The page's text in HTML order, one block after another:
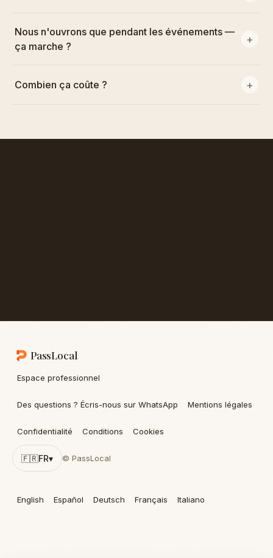
Nous n'ouvrons que pendant les événements —
ça marche ?
Combien ça coûte ?
PassLocal
Espace professionnel
Des questions ? Écris-nous sur WhatsApp Mentions légales
Confidentialité Conditions Cookies
🇫🇷FR▾ © PassLocal
English Español Deutsch Français Italiano